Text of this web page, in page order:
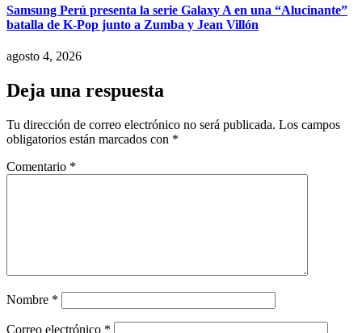
Samsung Perú presenta la serie Galaxy A en una “Alucinante”
batalla de K-Pop junto a Zumba y Jean Villón
agosto 4, 2026
Deja una respuesta
Tu dirección de correo electrónico no será publicada. Los campos
obligatorios están marcados con *
Comentario *
Nombre *
Correo electrónico *